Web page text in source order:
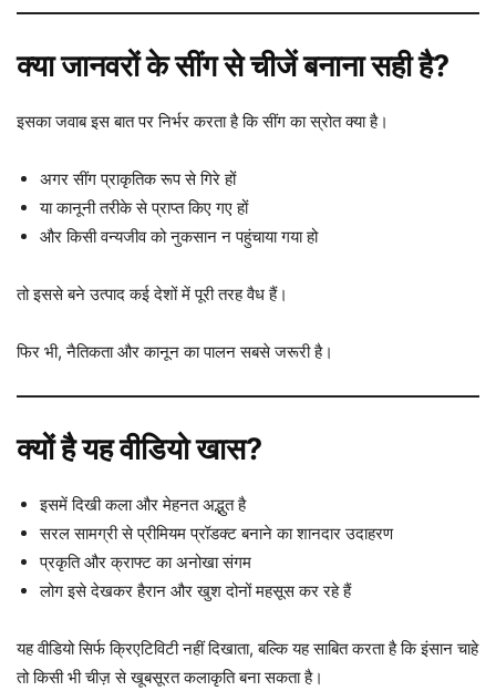
क्या जानवरों के सींग से चीजें बनाना सही है?
इसका जवाब इस बात पर निर्भर करता है कि सींग का स्रोत क्या है।
अगर सींग प्राकृतिक रूप से गिरे हों
या कानूनी तरीके से प्राप्त किए गए हों
और किसी वन्यजीव को नुकसान न पहुंचाया गया हो
तो इससे बने उत्पाद कई देशों में पूरी तरह वैध हैं।
फिर भी, नैतिकता और कानून का पालन सबसे जरूरी है।
क्यों है यह वीडियो खास?
इसमें दिखी कला और मेहनत अद्भुत है
सरल सामग्री से प्रीमियम प्रॉडक्ट बनाने का शानदार उदाहरण
प्रकृति और क्राफ्ट का अनोखा संगम
लोग इसे देखकर हैरान और खुश दोनों महसूस कर रहे हैं
यह वीडियो सिर्फ क्रिएटिविटी नहीं दिखाता, बल्कि यह साबित करता है कि इंसान चाहे
तो किसी भी चीज़ से खूबसूरत कलाकृति बना सकता है।